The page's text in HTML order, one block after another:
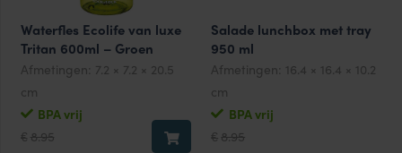
Waterfles Ecolife van luxe
Tritan 600ml – Groen
Afmetingen: 7.2 × 7.2 × 20.5
cm
BPA vrij
€ 8.95
Oorspronkelijke
prijs
Huidige
prijs
Salade lunchbox met tray
950 ml
Afmetingen:
16.4 × 16.4 × 10.2
cm
BPA vrij
€ 8.95
Oorspronkelijke
prijs
Huidige
prijs